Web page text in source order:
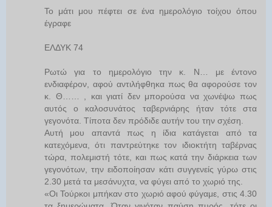
Το μάτι μου πέφτει σε ένα ημερολόγιο τοίχου όπου
έγραφε
ΕΛΔΥΚ 74
Ρωτώ για το ημερολόγιο την κ. Ν… με έντονο
ενδιαφέρον, αφού αντιλήφθηκα πως θα αφορούσε τον
κ. Θ…… , και γιατί δεν μπορούσα να χωνέψω πως
αυτός ο καλοσυνάτος ταβερνιάρης ήταν τότε στα
γεγονότα. Τίποτα δεν πρόδιδε αυτήν του την σχέση.
Αυτή μου απαντά πως η ίδια κατάγεται από τα
κατεχόμενα, ότι παντρεύτηκε τον ιδιοκτήτη ταβέρνας
τώρα, πολεμιστή τότε, και πως κατά την διάρκεια των
γεγονότων, την ειδοποίησαν κάτι συγγενείς γύρω στις
2.30 μετά τα μεσάνυχτα, να φύγει από το χωριό της.
«Οι Τούρκοι μπήκαν στο χωριό αφού φύγαμε, στις 4.30